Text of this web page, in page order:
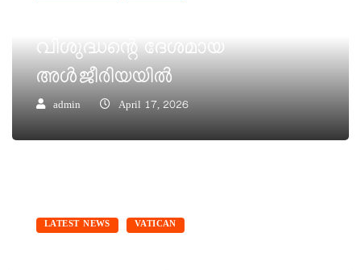
വിശുദ്ധന്റെ ദേശമായ
അള്‍ജീരിയയില്‍
admin April 17, 2026
LATEST NEWS VATICAN